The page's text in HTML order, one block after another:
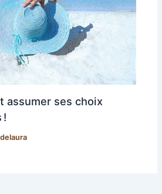
assumer ses choix
!